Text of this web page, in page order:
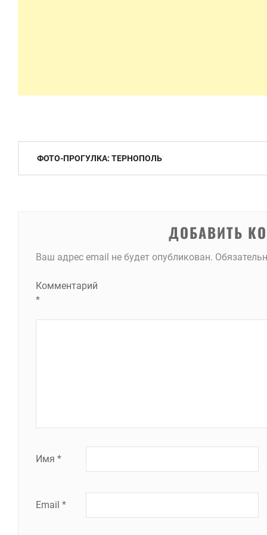
Навигация
ФОТО-ПРОГУЛКА: ТЕРНОПОЛЬ
ДОБАВИТЬ
Ваш адрес email не будет опубликован.
Комментарий
*
Имя *
Email *